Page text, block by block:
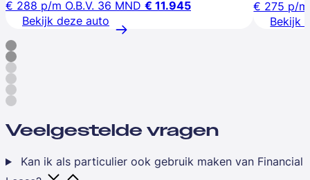
€ 288 p/m O.B.V. 36 MND € 11.945
Bekijk deze auto
€ 275 p/m
Bekijk
Veelgestelde vragen
Kan ik als particulier ook gebruik maken van Financial